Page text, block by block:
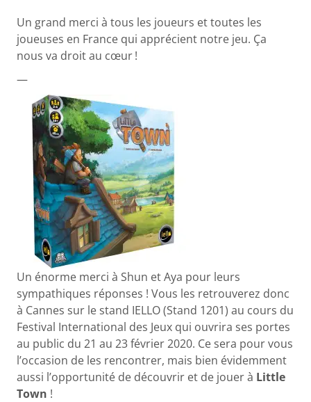
Un grand merci à tous les joueurs et toutes les
joueuses en France qui apprécient notre jeu. Ça
nous va droit au cœur !
—
Un énorme merci à Shun et Aya pour leurs
sympathiques réponses ! Vous les retrouverez donc
à Cannes sur le stand IELLO (Stand 1201) au cours du
Festival International des Jeux qui ouvrira ses portes
au public du 21 au 23 février 2020. Ce sera pour vous
l’occasion de les rencontrer, mais bien évidemment
aussi l’opportunité de découvrir et de jouer à Little
Town !